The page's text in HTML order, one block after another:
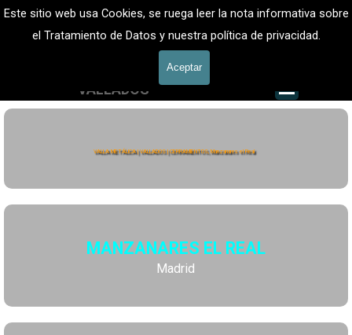
Este sitio web usa Cookies, se ruega leer la nota informativa sobre
el Tratamiento de Datos y nuestra política de privacidad.
Aceptar
Vaya al ContenidoVALLADOS METALICOS MADRID - VALLADO DE FINCAS
Valla Metálica y Vallados fincas
VALLADOS Valla Hércules
601 900 178
VALLA METÁLICA | VALLADOS | CERRAMIENTOS, Manzanares el Real
MANZANARES EL REAL
Madrid